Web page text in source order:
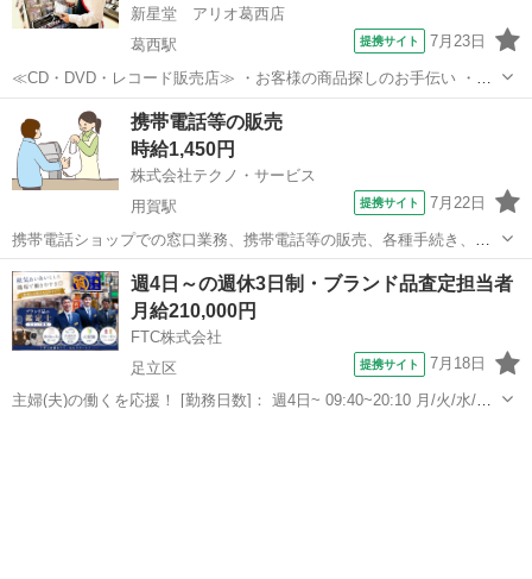
新星堂 アリオ葛西店
葛西駅
提携サイト 7月23日
≪CD・DVD・レコード販売店≫ ・お客様の商品探しのお手伝い ・カ
ッコよく見せる売場づくり ・お客様が購入後の売場メンテナンス ・レ
ジ などをお願いします アルバイト,パート ■昇給あり ■交通費規定支
給 ■履歴書不要...
江戸川区 葛西駅 その他
携帯電話等の販売
時給1,450円
株式会社テクノ・サービス
用賀駅
提携サイト 7月22日
携帯電話ショップでの窓口業務、携帯電話等の販売、各種手続き、電
話教室講師作業などをお願いします。(派遣) 二子玉川駅から徒歩1分。
携帯電話ショップの実務経験ある方尚良。空調完備で快適な環境！残
業少なめでプライベートも充実可能...
東京 世田谷区 用賀駅 その他
週4日～の週休3日制・ブランド品査定担当者
月給210,000円
FTC株式会社
足立区
提携サイト 7月18日
主婦(夫)の働くを応援！ [勤務日数]： 週4日~ 09:40~20:10 月/火/水/木/